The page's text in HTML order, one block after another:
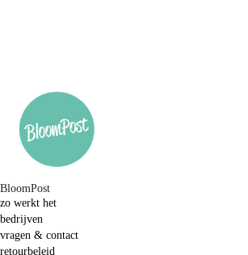
BloomPost
zo werkt het
bedrijven
vragen & contact
retourbeleid